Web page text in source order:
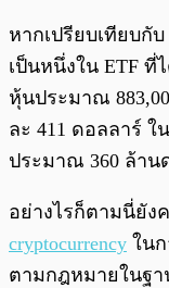
หากเปรียบเทียบกับ
เป็นหนึ่งใน ETF
หุ้นประมาณ
ละ 411 ดอลลาร์
ประมาณ 360 ล้าน
อย่างไรก็ตามนี่ยัง
cryptocurrency ใน
ตามกฎหมายในฐา